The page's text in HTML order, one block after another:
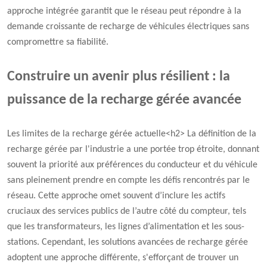
approche intégrée garantit que le réseau peut répondre à la
demande croissante de recharge de véhicules électriques sans
compromettre sa fiabilité.
Construire un avenir plus résilient : la
puissance de la recharge gérée avancée
Les limites de la recharge gérée actuelle<h2> La définition de la
recharge gérée par l'industrie a une portée trop étroite, donnant
souvent la priorité aux préférences du conducteur et du véhicule
sans pleinement prendre en compte les défis rencontrés par le
réseau. Cette approche omet souvent d’inclure les actifs
cruciaux des services publics de l’autre côté du compteur, tels
que les transformateurs, les lignes d’alimentation et les sous-
stations. Cependant, les solutions avancées de recharge gérée
adoptent une approche différente, s'efforçant de trouver un